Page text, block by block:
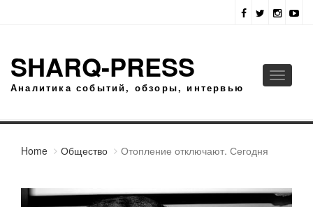
SHARQ-PRESS
Аналитика событий, обзоры, интервью
Toggle
Home Общество Отопление отключают. Сегодня